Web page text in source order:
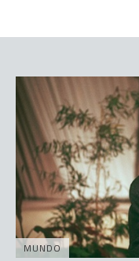
MUNDO